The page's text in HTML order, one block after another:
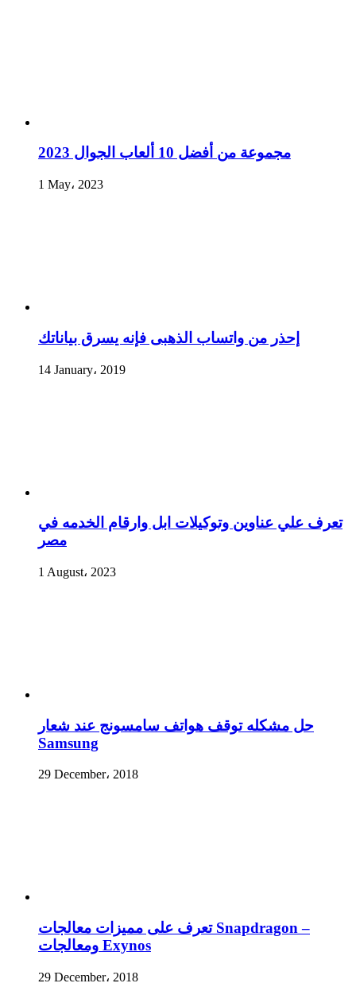
مجموعة من أفضل 10 ألعاب الجوال 2023
1 May، 2023
إحذر من واتساب الذهبى فإنه يسرق بياناتك
14 January، 2019
تعرف علي عناوين وتوكيلات ابل وارقام الخدمه في
مصر
1 August، 2023
حل مشكله توقف هواتف سامسونج عند شعار
Samsung
29 December، 2018
تعرف على مميزات معالجات Snapdragon –
ومعالجات Exynos
29 December، 2018